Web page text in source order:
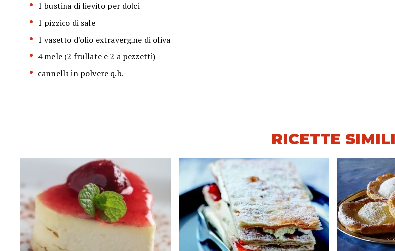
1 bustina di lievito per dolci
1 pizzico di sale
1 vasetto d'olio extravergine di oliva
4 mele (2 frullate e 2 a pezzetti)
cannella in polvere q.b.
RICETTE SIMILI